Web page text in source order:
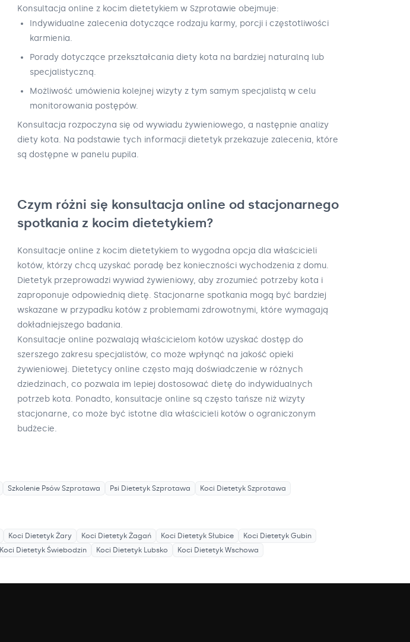
Konsultacja online z kocim dietetykiem w Szprotawie obejmuje:
Indywidualne zalecenia dotyczące rodzaju karmy, porcji i częstotliwości
karmienia.
Porady dotyczące przekształcania diety kota na bardziej naturalną lub
specjalistyczną.
Możliwość umówienia kolejnej wizyty z tym samym specjalistą w celu
monitorowania postępów.
Konsultacja rozpoczyna się od wywiadu żywieniowego, a następnie analizy
diety kota. Na podstawie tych informacji dietetyk przekazuje zalecenia, które
są dostępne w panelu pupila.
Czym różni się konsultacja online od stacjonarnego
spotkania z kocim dietetykiem?
Konsultacje online z kocim dietetykiem to wygodna opcja dla właścicieli
kotów, którzy chcą uzyskać poradę bez konieczności wychodzenia z domu.
Dietetyk przeprowadzi wywiad żywieniowy, aby zrozumieć potrzeby kota i
zaproponuje odpowiednią dietę. Stacjonarne spotkania mogą być bardziej
wskazane w przypadku kotów z problemami zdrowotnymi, które wymagają
dokładniejszego badania.
Konsultacje online pozwalają właścicielom kotów uzyskać dostęp do
szerszego zakresu specjalistów, co może wpłynąć na jakość opieki
żywieniowej. Dietetycy online często mają doświadczenie w różnych
dziedzinach, co pozwala im lepiej dostosować dietę do indywidualnych
potrzeb kota. Ponadto, konsultacje online są często tańsze niż wizyty
stacjonarne, co może być istotne dla właścicieli kotów o ograniczonym
budżecie.
Szkolenie Psów Szprotawa Psi Dietetyk Szprotawa Koci Dietetyk Szprotawa
Koci Dietetyk Żary Koci Dietetyk Żagań Koci Dietetyk Słubice Koci Dietetyk Gubin
Koci Dietetyk Świebodzin Koci Dietetyk Lubsko Koci Dietetyk Wschowa